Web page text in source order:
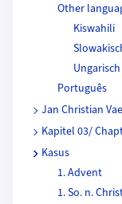
Other
Kiswahili
Ungarisch
Português
Jan Christian
Kapitel 03/
Kasus
1. Advent
1. So. n.